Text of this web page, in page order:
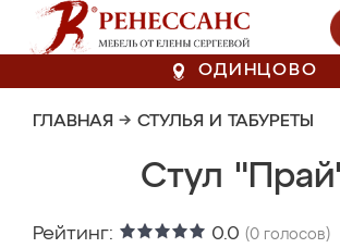
ОДИНЦОВО
ГЛАВНАЯ → СТУЛЬЯ И ТАБУРЕТЫ
Стул
Рейтинг: 0.0 (0 голосов)